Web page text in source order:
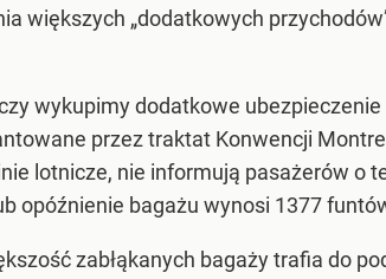
większych „dodatkowych
wykupimy dodatkowe
przez traktat Konwencji
lotnicze, nie informują pasażerów o
opóźnienie bagażu wynosi 1377
zabłąkanych bagaży trafia do